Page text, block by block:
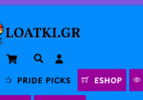
Cart Αναζήτηση
PRIDE PICKS ESHOP